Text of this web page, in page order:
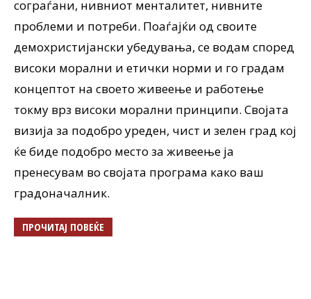
сограѓани, нивниот менталитет, нивните
проблеми и потреби. Поаѓајќи од своите
демохристијански убедувања, се водам според
високи морални и етички норми и го градам
концептот на своето живеење и работење
токму врз високи морални принципи. Својата
визија за подобро уреден, чист и зелен град кој
ќе биде подобро место за живеење ја
пренесувам во својата програма како ваш
градоначалник.
ПРОЧИТАЈ ПОВЕЌЕ